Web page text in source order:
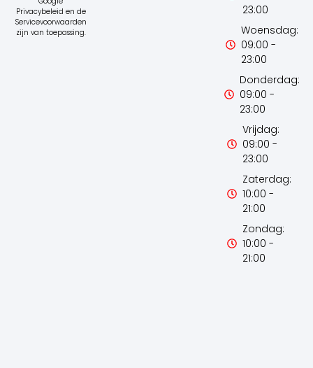
Privacybeleid en de
Servicevoorwaarden
zijn van toepassing.
23:00
Woensdag:
09:00 -
23:00
Donderdag:
09:00 -
23:00
Vrijdag:
09:00 -
23:00
Zaterdag:
10:00 -
21:00
Zondag:
10:00 -
21:00